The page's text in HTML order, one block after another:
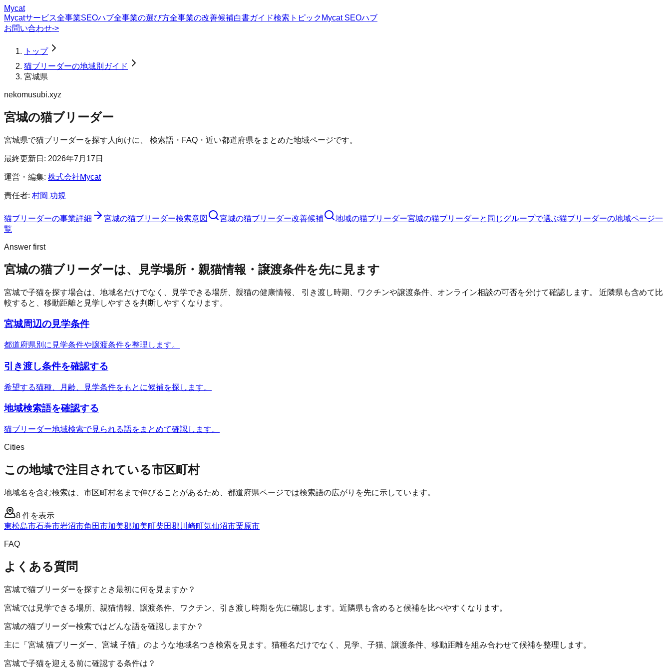
Mycat
Mycatサービス全事業SEOハブ全事業の選び方全事業の改善候補白書ガイド検索トピック Mycat SEOハブ
お問い合わせ->
トップ
猫ブリーダーの地域別ガイド
宮城県
nekomusubi.xyz
宮城の猫ブリーダー
宮城県で猫ブリーダーを探す人向けに、 検索語・FAQ・近い都道府県をまとめた地域ページです。
最終更新日: 2026年7月17日
運営・編集: 株式会社Mycat
責任者: 村岡 功規
猫ブリーダーの事業詳細 宮城の猫ブリーダー検索意図 宮城の猫ブリーダー改善候補 地域の猫ブリーダー宮城の猫ブリーダーと同じグループで選ぶ猫ブリーダーの地域ページ一
覧
Answer first
宮城の猫ブリーダーは、見学場所・親猫情報・譲渡条件を先に見ます
宮城で子猫を探す場合は、地域名だけでなく、見学できる場所、親猫の健康情報、 引き渡し時期、ワクチンや譲渡条件、オンライン相談の可否を分けて確認します。 近隣県も含めて比
較すると、移動距離と見学しやすさを判断しやすくなります。
宮城周辺の見学条件
都道府県別に見学条件や譲渡条件を整理します。
引き渡し条件を確認する
希望する猫種、月齢、見学条件をもとに候補を探します。
地域検索語を確認する
猫ブリーダー地域検索で見られる語をまとめて確認します。
Cities
この地域で注目されている市区町村
地域名を含む検索は、市区町村名まで伸びることがあるため、都道府県ページでは検索語の広がりを先に示しています。
8 件を表示
東松島市石巻市岩沼市角田市加美郡加美町柴田郡川崎町気仙沼市栗原市
FAQ
よくある質問
宮城で猫ブリーダーを探すとき最初に何を見ますか？
宮城では見学できる場所、親猫情報、譲渡条件、ワクチン、引き渡し時期を先に確認します。近隣県も含めると候補を比べやすくなります。
宮城の猫ブリーダー検索ではどんな語を確認しますか？
主に「宮城 猫ブリーダー、宮城 子猫」のような地域名つき検索を見ます。猫種名だけでなく、見学、子猫、譲渡条件、移動距離を組み合わせて候補を整理します。
宮城で子猫を迎える前に確認する条件は？